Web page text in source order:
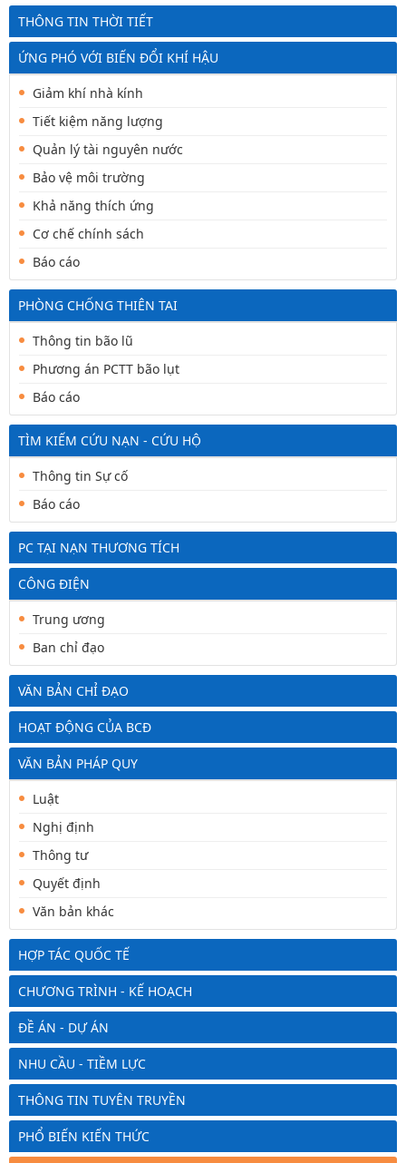
THÔNG TIN THỜI TIẾT
ỨNG PHÓ VỚI BIẾN ĐỔI KHÍ HẬU
Giảm khí nhà kính
Tiết kiệm năng lượng
Quản lý tài nguyên nước
Bảo vệ môi trường
Khả năng thích ứng
Cơ chế chính sách
Báo cáo
PHÒNG CHỐNG THIÊN TAI
Thông tin bão lũ
Phương án PCTT bão lụt
Báo cáo
TÌM KIẾM CỨU NẠN - CỨU HỘ
Thông tin Sự cố
Báo cáo
PC TẠI NẠN THƯƠNG TÍCH
CÔNG ĐIỆN
Trung ương
Ban chỉ đạo
VĂN BẢN CHỈ ĐẠO
HOẠT ĐỘNG CỦA BCĐ
VĂN BẢN PHÁP QUY
Luật
Nghị định
Thông tư
Quyết định
Văn bản khác
HỢP TÁC QUỐC TẾ
CHƯƠNG TRÌNH - KẾ HOẠCH
ĐỀ ÁN - DỰ ÁN
NHU CẦU - TIỀM LỰC
THÔNG TIN TUYÊN TRUYỀN
PHỔ BIẾN KIẾN THỨC